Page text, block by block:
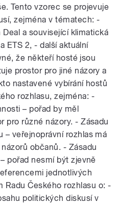
Tento vzorec se projevuje
zejména v tématech: -
a související klimatická
ETS 2, - další aktuální
že někteří hosté jsou
prostor pro jiné názory a
nastavené vybírání hostů
rozhlasu, zejména: -
– pořad by měl
pro různé názory. - Zásadu
– veřejnoprávní rozhlas má
občanů. - Zásadu
pořad nesmí být zjevně
jednotlivých
Radu Českého rozhlasu o: -
politických diskusí v